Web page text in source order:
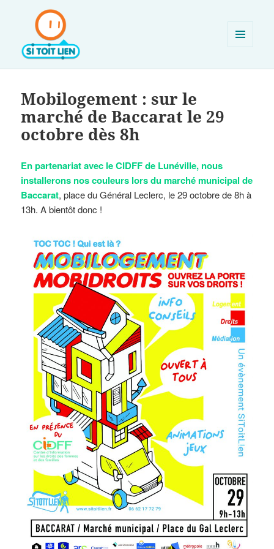
SI TOIT LIEN
WIDGETS
Mobilogement : sur le
marché de Baccarat le 29
octobre dès 8h
En partenariat avec le CIDFF de Lunéville, nous
installerons nos couleurs lors du marché municipal de
Baccarat, place du Général Leclerc, le 29 octobre de 8h à
13h. A bientôt donc !